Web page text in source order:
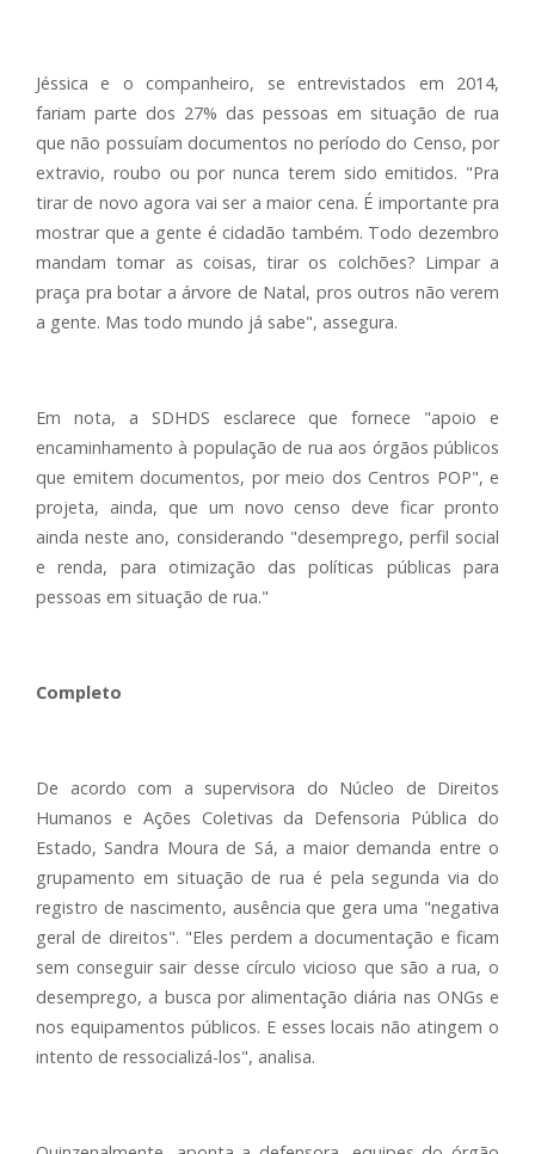
Jéssica e o companheiro, se entrevistados em 2014,
fariam parte dos 27% das pessoas em situação de rua
que não possuíam documentos no período do Censo, por
extravio, roubo ou por nunca terem sido emitidos. "Pra
tirar de novo agora vai ser a maior cena. É importante pra
mostrar que a gente é cidadão também. Todo dezembro
mandam tomar as coisas, tirar os colchões? Limpar a
praça pra botar a árvore de Natal, pros outros não verem
a gente. Mas todo mundo já sabe", assegura.
Em nota, a SDHDS esclarece que fornece "apoio e
encaminhamento à população de rua aos órgãos públicos
que emitem documentos, por meio dos Centros POP", e
projeta, ainda, que um novo censo deve ficar pronto
ainda neste ano, considerando "desemprego, perfil social
e renda, para otimização das políticas públicas para
pessoas em situação de rua."
Completo
De acordo com a supervisora do Núcleo de Direitos
Humanos e Ações Coletivas da Defensoria Pública do
Estado, Sandra Moura de Sá, a maior demanda entre o
grupamento em situação de rua é pela segunda via do
registro de nascimento, ausência que gera uma "negativa
geral de direitos". "Eles perdem a documentação e ficam
sem conseguir sair desse círculo vicioso que são a rua, o
desemprego, a busca por alimentação diária nas ONGs e
nos equipamentos públicos. E esses locais não atingem o
intento de ressocializá-los", analisa.